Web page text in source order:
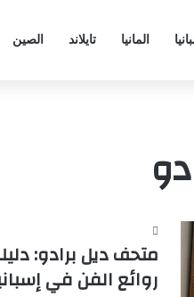
المانيا تايلاند الصين
متحف ديل برادو:
روائع الفن في